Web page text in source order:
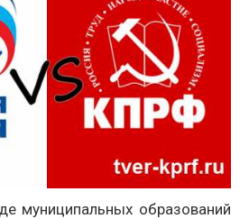
муниципальных образований